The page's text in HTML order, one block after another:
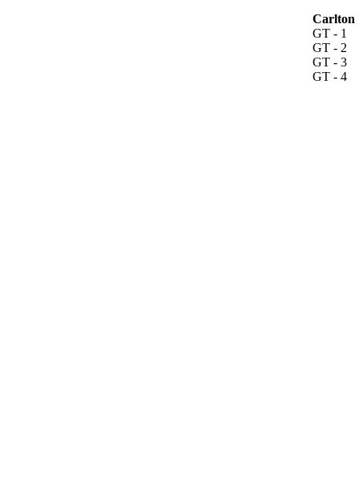
Carlton
GT - 1
GT - 2
GT - 3
GT - 4